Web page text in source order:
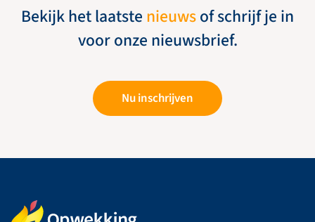
Bekijk het laatste nieuwsof schrijf je in
voor onze nieuwsbrief.
Nu inschrijven